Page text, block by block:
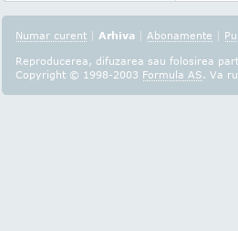
Numar curent | Arhiva | Abonamente |
Reproducerea, difuzarea sau folosirea
Copyright © 1998-2003 Formula AS. Va